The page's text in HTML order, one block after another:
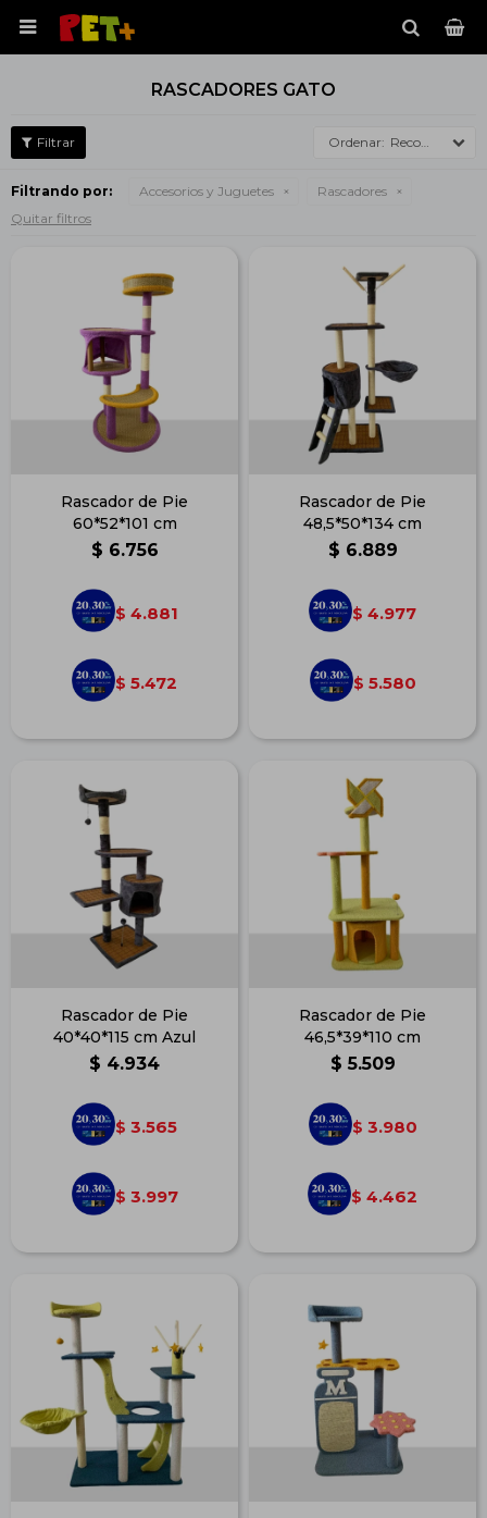

RASCADORES GATO
Recomendados
Filtrando por: Accesorios y Juguetes
Rascadores
Quitar filtros
Rascador de Pie
60*52*101 cm
$ 6.756
$ 4.881
$ 5.472
Rascador de Pie
48,5*50*134 cm
$ 6.889
$ 4.977
$ 5.580
Rascador de Pie
40*40*115 cm Azul
$ 4.934
$ 3.565
$ 3.997
Rascador de Pie
46,5*39*110 cm
$ 5.509
$ 3.980
$ 4.462